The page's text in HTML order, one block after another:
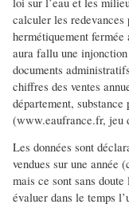
calculer les
hermétiquement
aura fallu une
documents
chiffres des ventes
département,
(www.eaufrance.fr, jeu
Les données sont
vendues sur une année
mais ce sont sans
évaluer dans le temps